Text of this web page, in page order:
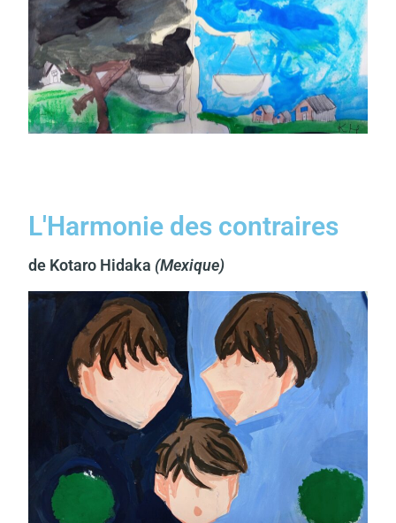
L'Harmonie des contraires
de Kotaro Hidaka (Mexique)